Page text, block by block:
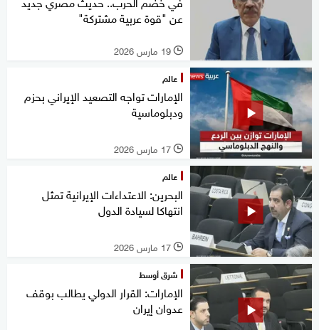
عن "قوة عربية مشتركة"
l 19 مارس 2026
عالم
الإمارات تواجه التصعيد الإيراني بحزم
ودبلوماسية
l 17 مارس 2026
عالم
البحرين: الاعتداءات الإيرانية تمثل
انتهاكا لسيادة الدول
l 17 مارس 2026
شرق أوسط
الإمارات: القرار الدولي يطالب بوقف
عدوان إيران